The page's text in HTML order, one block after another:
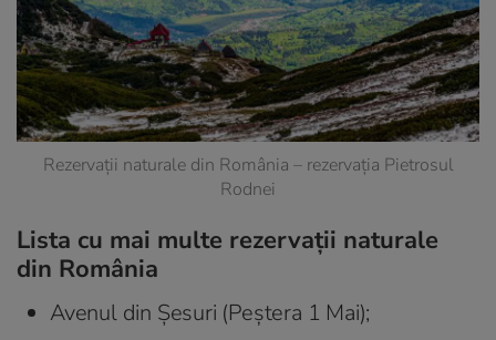
Rezervații naturale din România – rezervația Pietrosul
Rodnei
Lista cu mai multe rezervații naturale
din România
Avenul din Șesuri (Peștera 1 Mai);